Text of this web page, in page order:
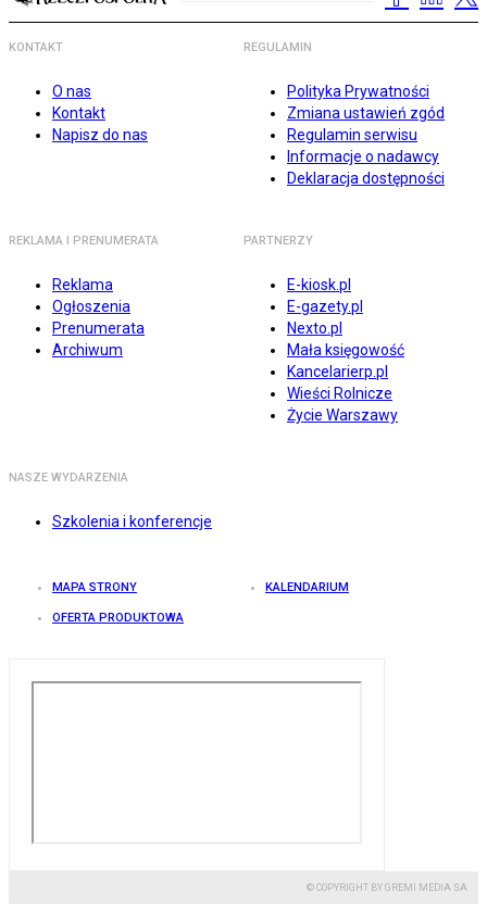
KONTAKT
O nas
Kontakt
Napisz do nas
REGULAMIN
Polityka Prywatności
Zmiana ustawień zgód
Regulamin serwisu
Informacje o nadawcy
Deklaracja dostępności
REKLAMA I PRENUMERATA
Reklama
Ogłoszenia
Prenumerata
Archiwum
PARTNERZY
E-kiosk.pl
E-gazety.pl
Nexto.pl
Mała księgowość
Kancelarierp.pl
Wieści Rolnicze
Życie Warszawy
NASZE WYDARZENIA
Szkolenia i konferencje
MAPA STRONY KALENDARIUM
OFERTA PRODUKTOWA
© COPYRIGHT BY GREMI MEDIA SA